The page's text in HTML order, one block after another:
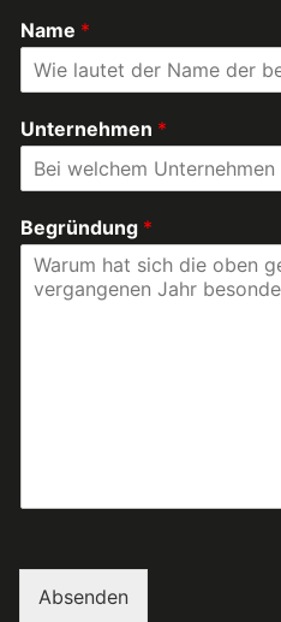
Name *
Unternehmen *
Begründung *
Absenden